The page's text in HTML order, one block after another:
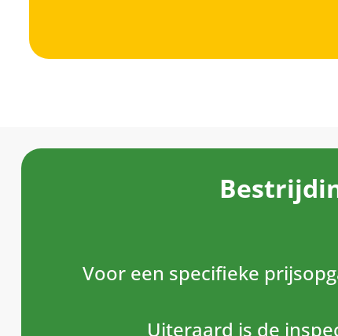
Voor een specifieke
Uiteraard is de